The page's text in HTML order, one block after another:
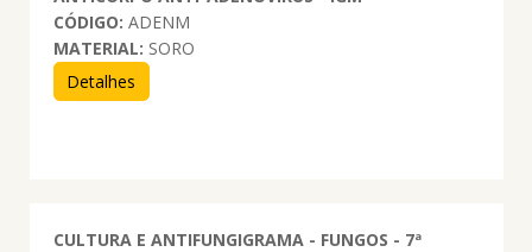
CÓDIGO: ADENM
MATERIAL: SORO
Detalhes
CULTURA E ANTIFUNGIGRAMA - FUNGOS - 7ª